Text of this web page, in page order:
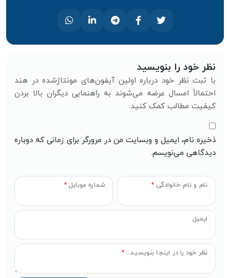
نظر خود را بنویسید
با ثبت نظر خود درباره اولین آیفون‌های مونتاژشده در هند
احتمالاً امسال عرضه می‌شوند به راهنمایی دیگران بالا بردن
کیفیت مطالب کمک کنید.
نظر خود را در اینجا بنویسید... *
نام و نام خانوادگی * شماره موبایل *
ایمیل
ذخیره نام، ایمیل و وبسایت من در مرورگر برای زمانی که دوباره
دیدگاهی می‌نویسم.